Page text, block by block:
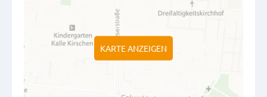
KARTE ANZEIGEN